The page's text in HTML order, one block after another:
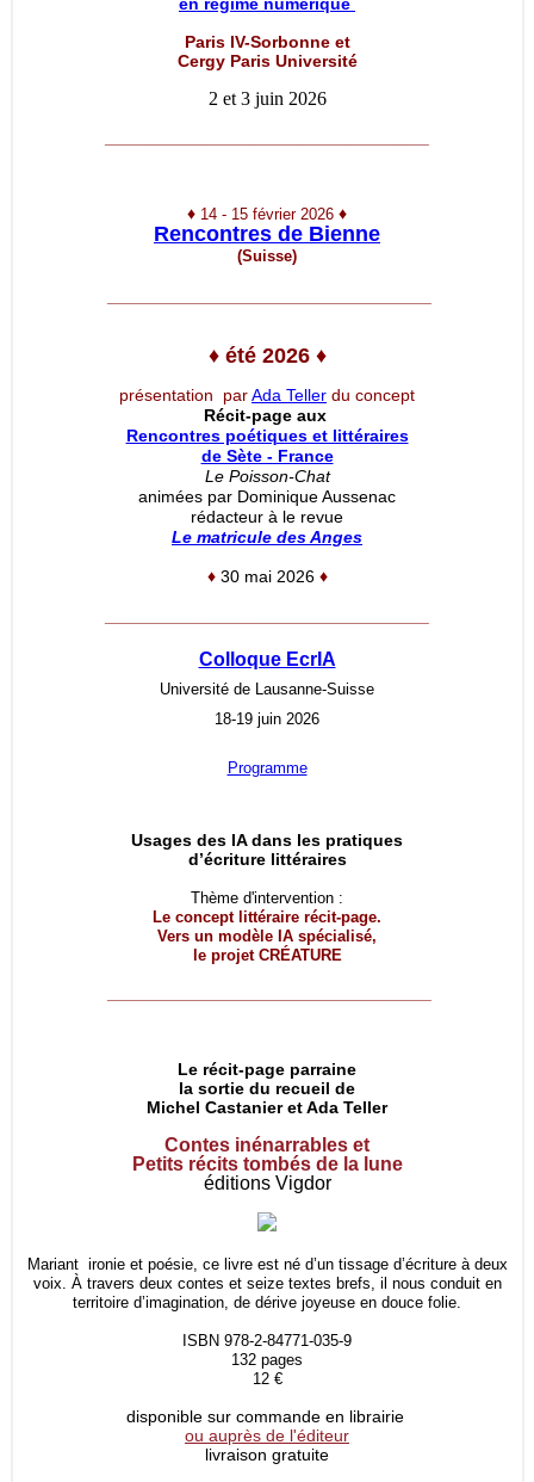
Paris IV-Sorbonne et
Cergy Paris Université
2 et 3 juin 2026
♦ 14 - 15 février 2026 ♦
Rencontres de Bienne
(Suisse)
♦été 2026 ♦
présentation parAda Teller du concept
Récit-page aux
Rencontres poétiques et littéraires
de Sète - France
Le Poisson-Chat
animées par Dominique Aussenac
rédacteur à le revue
Le matricule des Anges
♦ 30 mai 2026 ♦
Colloque EcrIA
Université de Lausanne-Suisse
18-19 juin 2026
Programme
Usages des IA dans les pratiques
d’écriture littéraires
Thème d'intervention :
Le concept littéraire récit-page.
Vers un modèle IA spécialisé,
le projet CRÉATURE
Le récit-page parraine
la sortie du recueil de
Michel Castanier et Ada Teller
Contes inénarrables et
Petits récits tombés de la lune
éditions Vigdor
Mariant ironie et poésie, ce livre est né d’un tissage d’écriture à deux
voix. À travers deux contes et seize textes brefs, il nous conduit en
territoire d’imagination, de dérive joyeuse en douce folie.
ISBN 978-2-84771-035-9
132 pages
12 €
disponible sur commande en librairie
ou auprès de l'éditeur
livraison gratuite